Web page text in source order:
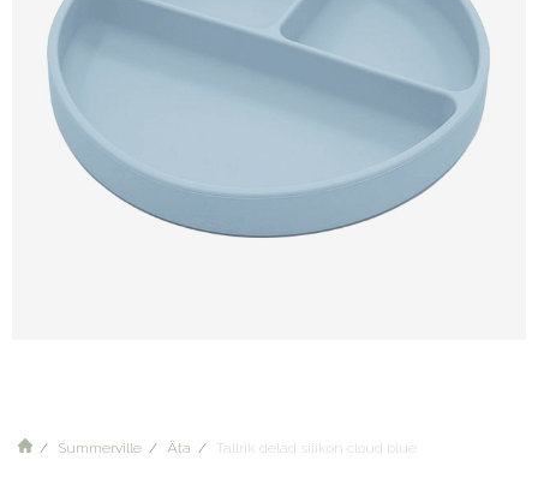
Summerville Äta Tallrik delad silikon cloud blue